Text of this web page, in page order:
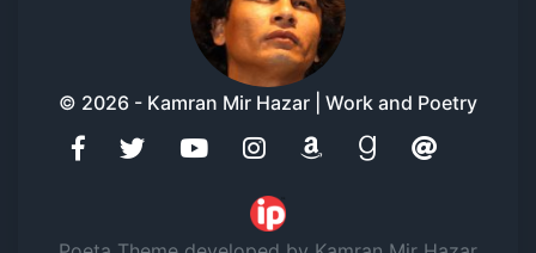
© 2026 - Kamran Mir Hazar | Work and Poetry